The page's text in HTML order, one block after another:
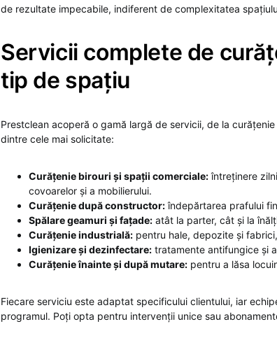
de rezultate impecabile, indiferent de complexitatea
Servicii complete de
tip de spațiu
Prestclean acoperă o gamă largă de servicii, de la
dintre cele mai solicitate:
Curățenie birouri și spații comerciale:întreținere
covoarelor și a mobilierului.
Curățenie după constructor:îndepărtarea prafului
Spălare geamuri și fațade: atât la parter, cât și la
Curățenie industrială: pentru hale, depozite și
Igienizare și dezinfectare: tratamente antifungice și
Curățenie înainte și după mutare: pentru a lăsa
Fiecare serviciu este adaptat specificului clientului, iar
programul. Poți opta pentru intervenții unice sau